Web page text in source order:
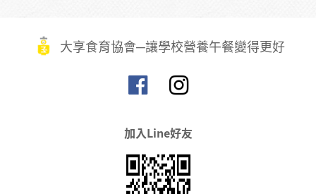
大享食育協會─讓學校營養午餐變得更好
加入Line好友